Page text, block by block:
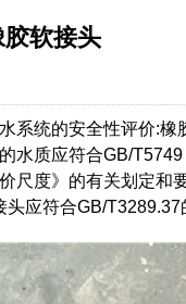
软接头
统的安全性评价:橡
水质应符合GB/
尺度》的有关划定和
应符合GB/